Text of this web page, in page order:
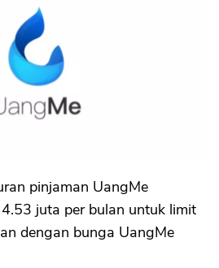
juta per bulan untuk limit
dengan bunga UangMe